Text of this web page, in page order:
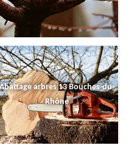
Abattage arbres 13 Bouches-du-
Rhône